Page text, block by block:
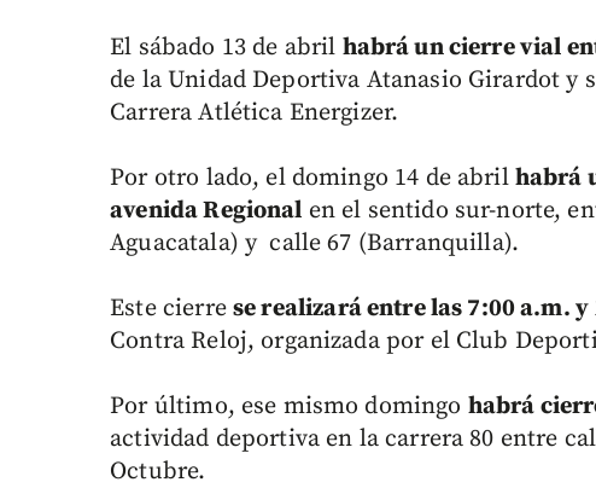
El sábado 13 de abril habrá un cierre vial
de la Unidad Deportiva Atanasio Girardot y
Carrera Atlética Energizer.
Por otro lado, el domingo 14 de abril habrá
avenida Regional en el sentido sur-norte,
Aguacatala) y calle 67 (Barranquilla).
Este cierre se realizará entre las 7:00 a.m. y
Contra Reloj, organizada por el Club
Por último, ese mismo domingo habrá
actividad deportiva en la carrera 80 entre
Octubre.